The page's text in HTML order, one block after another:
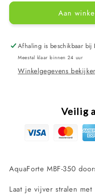
voor
AquaForte
MBF-
meerkamerfilter
voor
MBF-
Aan
Afhaling is beschikbaar bij
Meestal klaar binnen 24 uur
Winkelgegevens
Veilig
AquaForte MBF-350
Laat je vijver stralen